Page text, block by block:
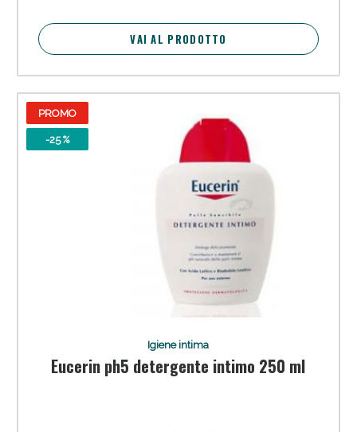
VAI AL PRODOTTO
PROMO
-25 %
Igiene intima
Eucerin ph5 detergente intimo 250 ml